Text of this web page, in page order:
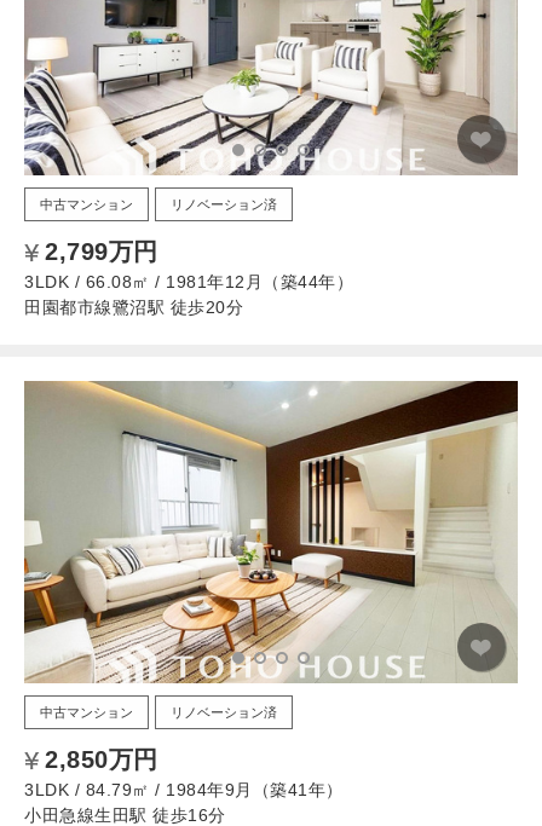
中古マンション リノベーション済
2,799万円
3LDK / 66.08㎡ / 1981年12月（築44年）
田園都市線鷺沼駅 徒歩20分
中古マンション リノベーション済
2,850万円
3LDK / 84.79㎡ / 1984年9月（築41年）
小田急線生田駅 徒歩16分